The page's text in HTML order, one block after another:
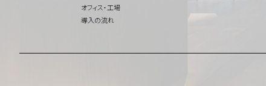
オフィス・工場
導入の流れ